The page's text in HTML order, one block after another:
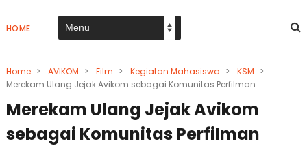
HOME
Home > AVIKOM > Film > Kegiatan Mahasiswa > KSM >
Merekam Ulang Jejak Avikom sebagai Komunitas Perfilman
Merekam Ulang Jejak Avikom
sebagai Komunitas Perfilman